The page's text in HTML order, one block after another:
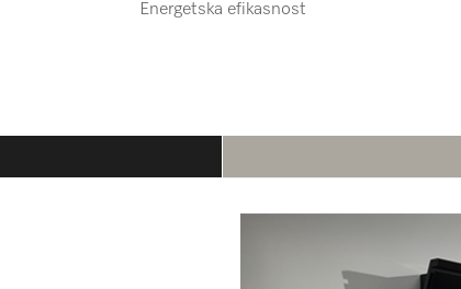
Energetska efikasnost